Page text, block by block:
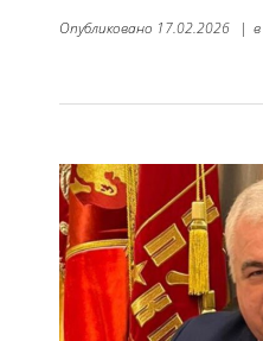
Опубликовано 17.02.2026 | в